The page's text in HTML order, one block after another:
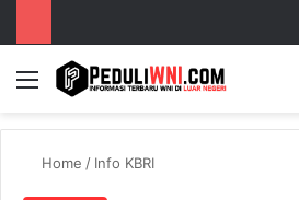
Menu
Home / Info KBRI